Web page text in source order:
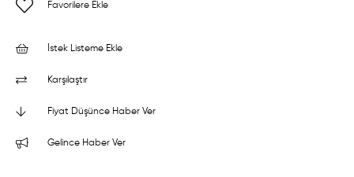
Favorilere Ekle
İstek Listeme Ekle
Karşılaştır
Fiyat Düşünce Haber Ver
Gelince Haber Ver